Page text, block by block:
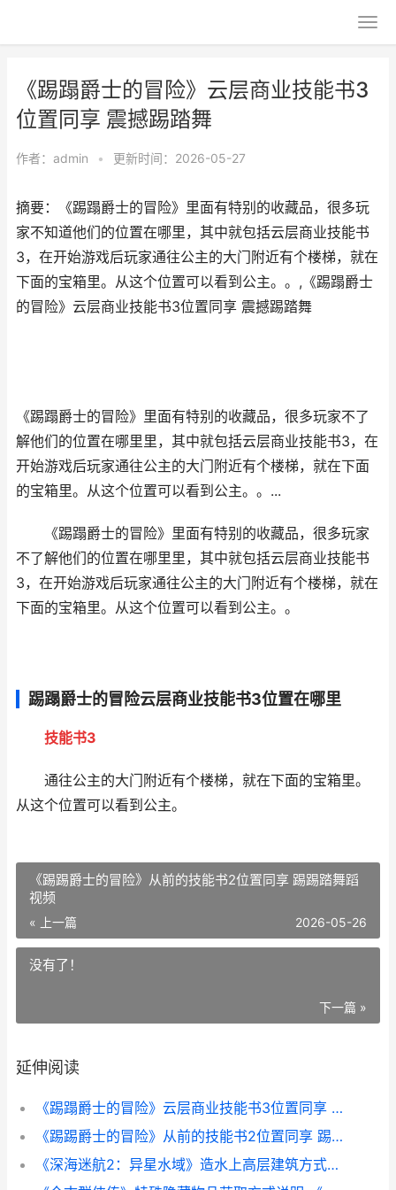
《踢蹋爵士的冒险》云层商业技能书3
位置同享 震撼踢踏舞
作者： admin • 更新时间：2026-05-27
摘要：《踢蹋爵士的冒险》里面有特别的收藏品，很多玩
家不知道他们的位置在哪里，其中就包括云层商业技能书
3，在开始游戏后玩家通往公主的大门附近有个楼梯，就在
下面的宝箱里。从这个位置可以看到公主。。,《踢蹋爵士
的冒险》云层商业技能书3位置同享 震撼踢踏舞
《踢蹋爵士的冒险》里面有特别的收藏品，很多玩家不了
解他们的位置在哪里里，其中就包括云层商业技能书3，在
开始游戏后玩家通往公主的大门附近有个楼梯，就在下面
的宝箱里。从这个位置可以看到公主。。...
《踢蹋爵士的冒险》里面有特别的收藏品，很多玩家
不了解他们的位置在哪里里，其中就包括云层商业技能书
3，在开始游戏后玩家通往公主的大门附近有个楼梯，就在
下面的宝箱里。从这个位置可以看到公主。。
踢蹋爵士的冒险云层商业技能书3位置在哪里
技能书3
通往公主的大门附近有个楼梯，就在下面的宝箱里。
从这个位置可以看到公主。
《踢踢爵士的冒险》从前的技能书2位置同享 踢踢踏舞蹈
视频
« 上一篇 2026-05-26
没有了！
下一篇 »
延伸阅读
《踢蹋爵士的冒险》云层商业技能书3位置同享 震撼踢踏舞
《踢踢爵士的冒险》从前的技能书2位置同享 踢踢踏舞蹈视频
《深海迷航2：异星水域》造水上高层建筑方式说明 深海迷航2地图